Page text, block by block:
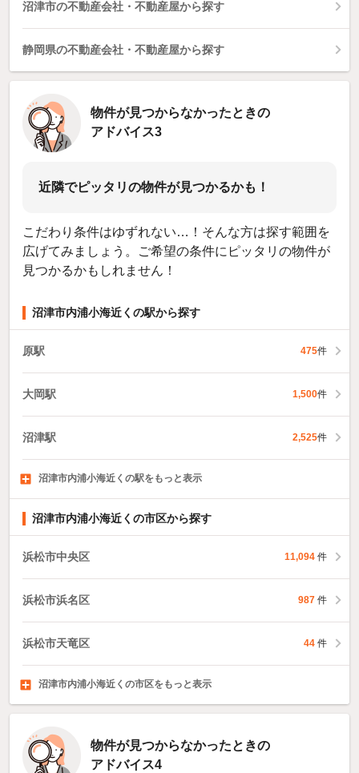
沼津市の不動産会社・不動産屋から探す
静岡県の不動産会社・不動産屋から探す
物件が見つからなかったときの
アドバイス3
近隣でピッタリの物件が見つかるかも！
こだわり条件はゆずれない…！そんな方は探す範囲を
広げてみましょう。ご希望の条件にピッタリの物件が
見つかるかもしれません！
沼津市内浦小海近くの駅から探す
原駅 475件
大岡駅 1,500件
沼津駅 2,525件
片浜駅749件
沼津市内浦小海近くの駅をもっと表示
沼津市内浦小海近くの市区から探す
浜松市中央区 11,094 件
浜松市浜名区 987 件
浜松市天竜区 44 件
熱海市188件
三島市1,326件
富士宮市980件
沼津市内浦小海近くの市区をもっと表示
物件が見つからなかったときの
アドバイス4